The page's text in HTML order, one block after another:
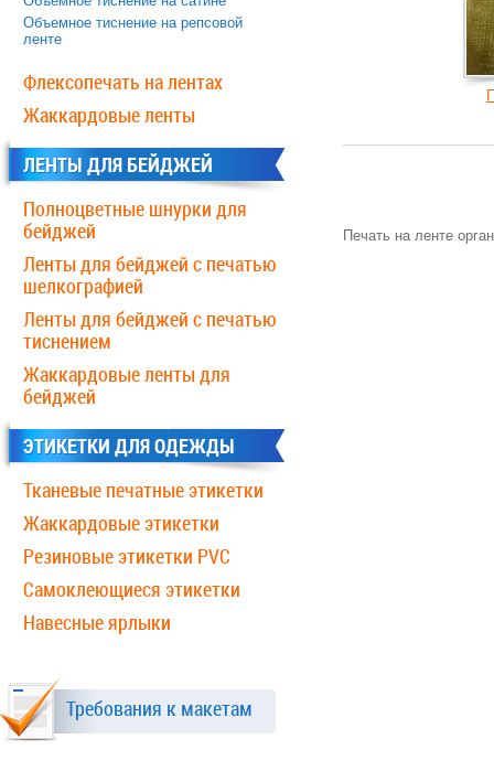
Объемное тиснение на репсовой
ленте
Флексопечать на лентах
Жаккардовые ленты
ЛЕНТЫ ДЛЯ БЕЙДЖЕЙ
Полноцветные шнурки для
бейджей
Ленты для бейджей c печатью
шелкографией
Ленты для бейджей с печатью
тиснением
Жаккардовые ленты для
бейджей
ЭТИКЕТКИ ДЛЯ ОДЕЖДЫ
Тканевые печатные этикетки
Жаккардовые этикетки
Резиновые этикетки PVC
Самоклеющиеся этикетки
Навесные ярлыки
Требования к макетам
Печать на ленте